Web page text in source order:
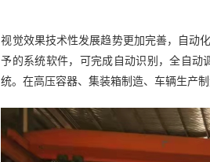
视觉效果技术性发展趋势更加完善，自动
予的系统软件，可完成自动识别，全自动
统。在高压容器、集装箱制造、车辆生产